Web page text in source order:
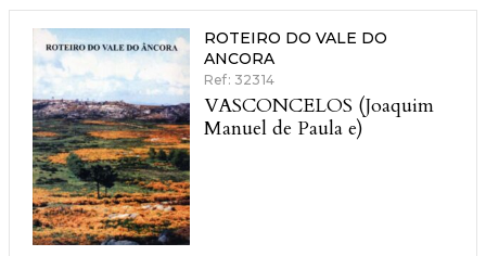
ROTEIRO DO VALE DO
ANCORA
Ref: 32314
VASCONCELOS (Joaquim
Manuel de Paula e)